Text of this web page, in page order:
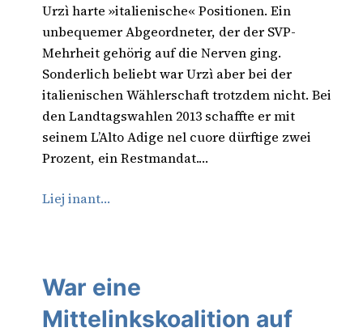
Urzì harte »italienische« Positionen. Ein
unbequemer Abgeordneter, der der SVP-
Mehrheit gehörig auf die Nerven ging.
Sonderlich beliebt war Urzì aber bei der
italienischen Wählerschaft trotzdem nicht. Bei
den Landtagswahlen 2013 schaffte er mit
seinem L’Alto Adige nel cuore dürftige zwei
Prozent, ein Restmandat.…
Liej inant…
War eine
Mittelinkskoalition auf